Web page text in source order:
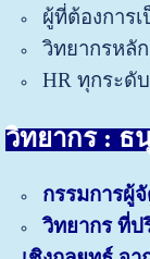
ผู้ที่ต้องการ
วิทยากรหลัก
HR ทุกระดับ
วิทยากร : ธ
กรรมการผู้
วิทยากร ที่ป